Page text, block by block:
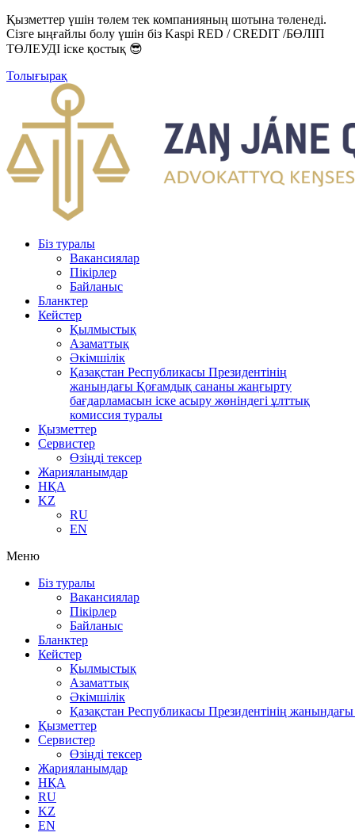
Қызметтер үшін төлем тек компанияның шотына төленеді.
Сізге ыңғайлы болу үшін біз Kaspi RED / CREDIT /БӨЛІП
ТӨЛЕУДІ іске қостық 😎
Толығырақ
Біз туралы
Вакансиялар
Пікірлер
Байланыс
Бланктер
Кейстер
Қылмыстық
Азаматтық
Әкімшілік
Қазақстан Республикасы Президентінің
жанындағы Қоғамдық сананы жаңғырту
бағдарламасын іске асыру жөніндегі ұлттық
комиссия туралы
Қызметтер
Сервистер
Өзіңді тексер
Жарияланымдар
НҚА
KZ
RU
EN
Меню
Біз туралы
Вакансиялар
Пікірлер
Байланыс
Бланктер
Кейстер
Қылмыстық
Азаматтық
Әкімшілік
Қазақстан Республикасы Президентінің
Қызметтер
Сервистер
Өзіңді тексер
Жарияланымдар
НҚА
RU
KZ
EN